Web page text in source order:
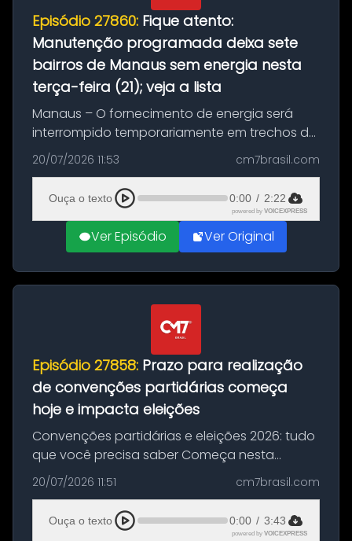
Episódio 27860: Fique atento:
Manutenção programada deixa sete
bairros de Manaus sem energia nesta
terça-feira (21); veja a lista
Manaus – O fornecimento de energia será
interrompido temporariamente em trechos de
sete bairros de Manaus nesta terça-feira (21).
A suspensão programada ocorrerá para a
execução de serviços de manuten...
20/07/2026 11:53 cm7brasil.com
Ouça o texto 0:00 / 2:22
powered by VOICEXPRESS
Ver Episódio Ver Original
Episódio 27858: Prazo para realização
de convenções partidárias começa
hoje e impacta eleições
Convenções partidárias e eleições 2026: tudo
que você precisa saber Começa nesta
segunda-feira e vai até 5 de agosto o prazo
para que partidos políticos e federações
partidárias realizem suas convençõ...
20/07/2026 11:51 cm7brasil.com
Ouça o texto 0:00 / 3:43
powered by VOICEXPRESS